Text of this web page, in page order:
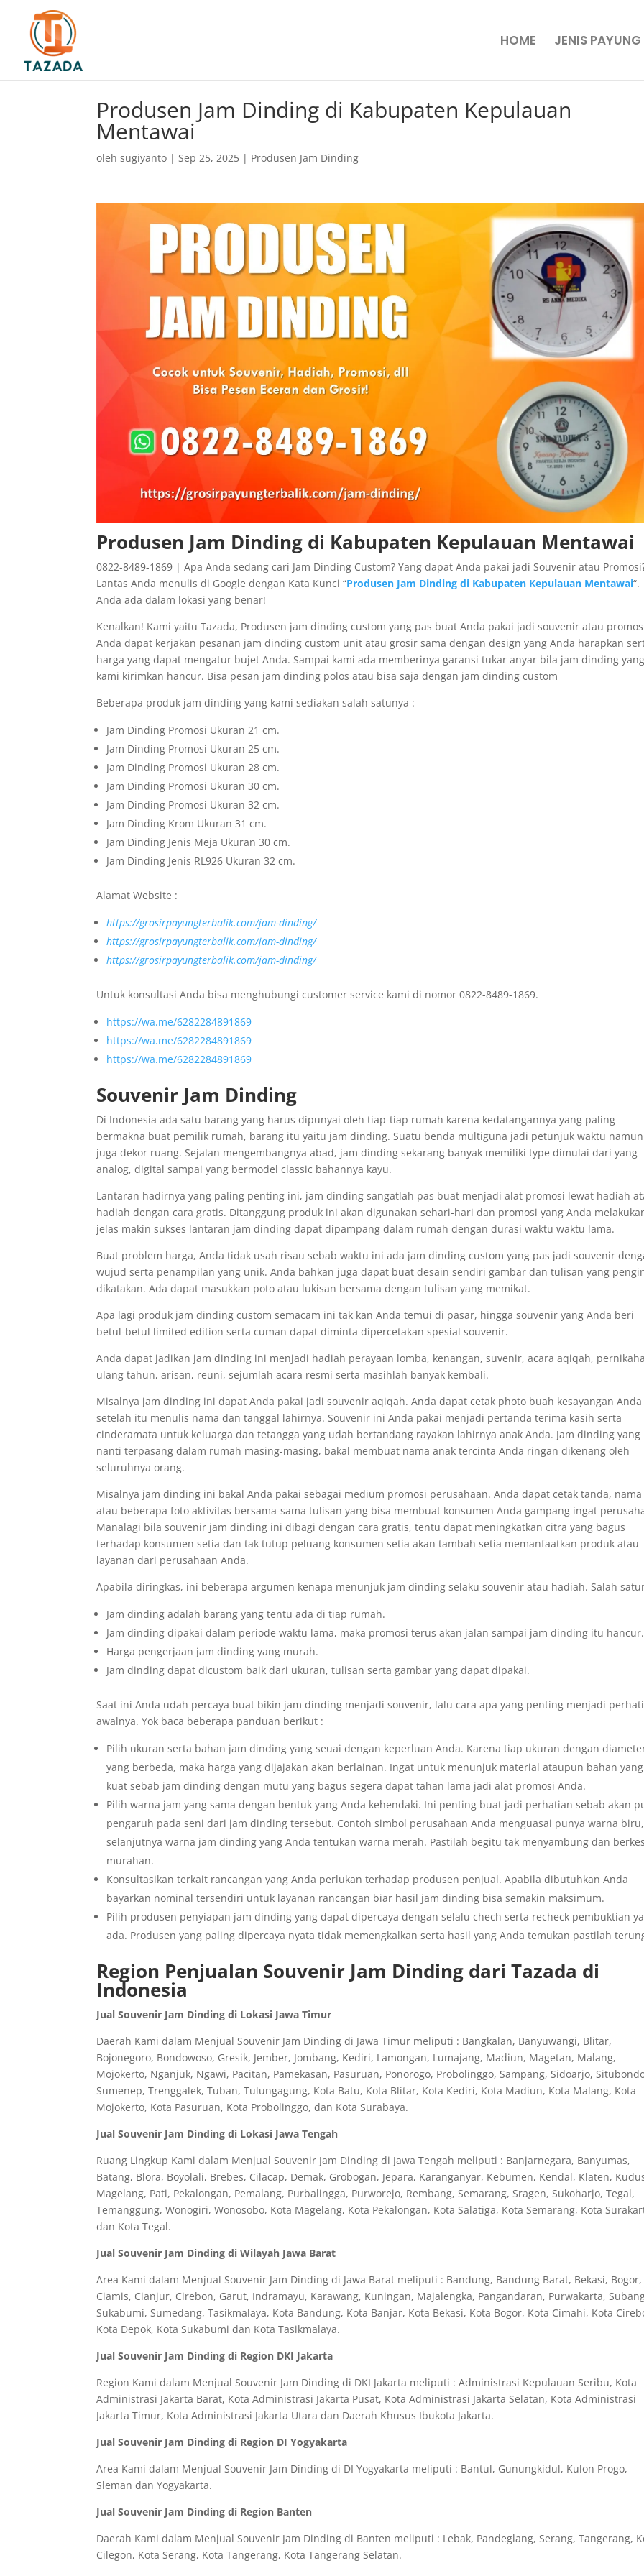
HOME JENIS PAYUNG
Produsen Jam Dinding di Kabupaten Kepulauan
Mentawai
olehsugiyanto |Sep 25, 2025 | Produsen Jam Dinding
Produsen Jam Dinding di Kabupaten Kepulauan Mentawai
0822-8489-1869 | Apa Anda sedang cari Jam Dinding Custom? Yang dapat Anda pakai jadi Souvenir atau
Lantas Anda menulis di Google dengan Kata Kunci “Produsen Jam Dinding di Kabupaten Kepulauan Mentawai“.
Anda ada dalam lokasi yang benar!
Kenalkan! Kami yaitu Tazada, Produsen jam dinding custom yang pas buat Anda pakai jadi souvenir atau
Anda dapat kerjakan pesanan jam dinding custom unit atau grosir sama dengan design yang Anda harapkan
harga yang dapat mengatur bujet Anda. Sampai kami ada memberinya garansi tukar anyar bila jam dinding yang
kami kirimkan hancur. Bisa pesan jam dinding polos atau bisa saja dengan jam dinding custom
Beberapa produk jam dinding yang kami sediakan salah satunya :
Jam Dinding Promosi Ukuran 21 cm.
Jam Dinding Promosi Ukuran 25 cm.
Jam Dinding Promosi Ukuran 28 cm.
Jam Dinding Promosi Ukuran 30 cm.
Jam Dinding Promosi Ukuran 32 cm.
Jam Dinding Krom Ukuran 31 cm.
Jam Dinding Jenis Meja Ukuran 30 cm.
Jam Dinding Jenis RL926 Ukuran 32 cm.
Alamat Website :
https://grosirpayungterbalik.com/jam-dinding/
https://grosirpayungterbalik.com/jam-dinding/
https://grosirpayungterbalik.com/jam-dinding/
Untuk konsultasi Anda bisa menghubungi customer service kami di nomor 0822-8489-1869.
https://wa.me/6282284891869
https://wa.me/6282284891869
https://wa.me/6282284891869
Souvenir Jam Dinding
Di Indonesia ada satu barang yang harus dipunyai oleh tiap-tiap rumah karena kedatangannya yang paling
bermakna buat pemilik rumah, barang itu yaitu jam dinding. Suatu benda multiguna jadi petunjuk waktu namun
juga dekor ruang. Sejalan mengembangnya abad, jam dinding sekarang banyak memiliki type dimulai dari yang
analog, digital sampai yang bermodel classic bahannya kayu.
Lantaran hadirnya yang paling penting ini, jam dinding sangatlah pas buat menjadi alat promosi lewat hadiah
hadiah dengan cara gratis. Ditanggung produk ini akan digunakan sehari-hari dan promosi yang Anda
jelas makin sukses lantaran jam dinding dapat dipampang dalam rumah dengan durasi waktu waktu lama.
Buat problem harga, Anda tidak usah risau sebab waktu ini ada jam dinding custom yang pas jadi souvenir
wujud serta penampilan yang unik. Anda bahkan juga dapat buat desain sendiri gambar dan tulisan yang
dikatakan. Ada dapat masukkan poto atau lukisan bersama dengan tulisan yang memikat.
Apa lagi produk jam dinding custom semacam ini tak kan Anda temui di pasar, hingga souvenir yang Anda beri
betul-betul limited edition serta cuman dapat diminta dipercetakan spesial souvenir.
Anda dapat jadikan jam dinding ini menjadi hadiah perayaan lomba, kenangan, suvenir, acara aqiqah,
ulang tahun, arisan, reuni, sejumlah acara resmi serta masihlah banyak kembali.
Misalnya jam dinding ini dapat Anda pakai jadi souvenir aqiqah. Anda dapat cetak photo buah kesayangan Anda
setelah itu menulis nama dan tanggal lahirnya. Souvenir ini Anda pakai menjadi pertanda terima kasih serta
cinderamata untuk keluarga dan tetangga yang udah bertandang rayakan lahirnya anak Anda. Jam dinding yang
nanti terpasang dalam rumah masing-masing, bakal membuat nama anak tercinta Anda ringan dikenang oleh
seluruhnya orang.
Misalnya jam dinding ini bakal Anda pakai sebagai medium promosi perusahaan. Anda dapat cetak tanda, nama
atau beberapa foto aktivitas bersama-sama tulisan yang bisa membuat konsumen Anda gampang ingat
Manalagi bila souvenir jam dinding ini dibagi dengan cara gratis, tentu dapat meningkatkan citra yang bagus
terhadap konsumen setia dan tak tutup peluang konsumen setia akan tambah setia memanfaatkan produk atau
layanan dari perusahaan Anda.
Apabila diringkas, ini beberapa argumen kenapa menunjuk jam dinding selaku souvenir atau hadiah. Salah
Jam dinding adalah barang yang tentu ada di tiap rumah.
Jam dinding dipakai dalam periode waktu lama, maka promosi terus akan jalan sampai jam dinding itu hancur.
Harga pengerjaan jam dinding yang murah.
Jam dinding dapat dicustom baik dari ukuran, tulisan serta gambar yang dapat dipakai.
Saat ini Anda udah percaya buat bikin jam dinding menjadi souvenir, lalu cara apa yang penting menjadi
awalnya. Yok baca beberapa panduan berikut :
Pilih ukuran serta bahan jam dinding yang seuai dengan keperluan Anda. Karena tiap ukuran dengan
yang berbeda, maka harga yang dijajakan akan berlainan. Ingat untuk menunjuk material ataupun bahan yang
kuat sebab jam dinding dengan mutu yang bagus segera dapat tahan lama jadi alat promosi Anda.
Pilih warna jam yang sama dengan bentuk yang Anda kehendaki. Ini penting buat jadi perhatian sebab akan
pengaruh pada seni dari jam dinding tersebut. Contoh simbol perusahaan Anda menguasai punya warna biru,
selanjutnya warna jam dinding yang Anda tentukan warna merah. Pastilah begitu tak menyambung dan
murahan.
Konsultasikan terkait rancangan yang Anda perlukan terhadap produsen penjual. Apabila dibutuhkan Anda
bayarkan nominal tersendiri untuk layanan rancangan biar hasil jam dinding bisa semakin maksimum.
Pilih produsen penyiapan jam dinding yang dapat dipercaya dengan selalu chech serta recheck pembuktian
ada. Produsen yang paling dipercaya nyata tidak memengkalkan serta hasil yang Anda temukan pastilah
Region Penjualan Souvenir Jam Dinding dari Tazada di
Indonesia
Jual Souvenir Jam Dinding di Lokasi Jawa Timur
Daerah Kami dalam Menjual Souvenir Jam Dinding di Jawa Timur meliputi : Bangkalan, Banyuwangi, Blitar,
Bojonegoro, Bondowoso, Gresik, Jember, Jombang, Kediri, Lamongan, Lumajang, Madiun, Magetan, Malang,
Mojokerto, Nganjuk, Ngawi, Pacitan, Pamekasan, Pasuruan, Ponorogo, Probolinggo, Sampang, Sidoarjo,
Sumenep, Trenggalek, Tuban, Tulungagung, Kota Batu, Kota Blitar, Kota Kediri, Kota Madiun, Kota Malang, Kota
Mojokerto, Kota Pasuruan, Kota Probolinggo, dan Kota Surabaya.
Jual Souvenir Jam Dinding di Lokasi Jawa Tengah
Ruang Lingkup Kami dalam Menjual Souvenir Jam Dinding di Jawa Tengah meliputi : Banjarnegara, Banyumas,
Batang, Blora, Boyolali, Brebes, Cilacap, Demak, Grobogan, Jepara, Karanganyar, Kebumen, Kendal, Klaten,
Magelang, Pati, Pekalongan, Pemalang, Purbalingga, Purworejo, Rembang, Semarang, Sragen, Sukoharjo, Tegal,
Temanggung, Wonogiri, Wonosobo, Kota Magelang, Kota Pekalongan, Kota Salatiga, Kota Semarang, Kota
dan Kota Tegal.
Jual Souvenir Jam Dinding di Wilayah Jawa Barat
Area Kami dalam Menjual Souvenir Jam Dinding di Jawa Barat meliputi : Bandung, Bandung Barat, Bekasi, Bogor,
Ciamis, Cianjur, Cirebon, Garut, Indramayu, Karawang, Kuningan, Majalengka, Pangandaran, Purwakarta,
Sukabumi, Sumedang, Tasikmalaya, Kota Bandung, Kota Banjar, Kota Bekasi, Kota Bogor, Kota Cimahi, Kota
Kota Depok, Kota Sukabumi dan Kota Tasikmalaya.
Jual Souvenir Jam Dinding di Region DKI Jakarta
Region Kami dalam Menjual Souvenir Jam Dinding di DKI Jakarta meliputi : Administrasi Kepulauan Seribu, Kota
Administrasi Jakarta Barat, Kota Administrasi Jakarta Pusat, Kota Administrasi Jakarta Selatan, Kota Administrasi
Jakarta Timur, Kota Administrasi Jakarta Utara dan Daerah Khusus Ibukota Jakarta.
Jual Souvenir Jam Dinding di Region DI Yogyakarta
Area Kami dalam Menjual Souvenir Jam Dinding di DI Yogyakarta meliputi : Bantul, Gunungkidul, Kulon Progo,
Sleman dan Yogyakarta.
Jual Souvenir Jam Dinding di Region Banten
Daerah Kami dalam Menjual Souvenir Jam Dinding di Banten meliputi : Lebak, Pandeglang, Serang, Tangerang,
Cilegon, Kota Serang, Kota Tangerang, Kota Tangerang Selatan.